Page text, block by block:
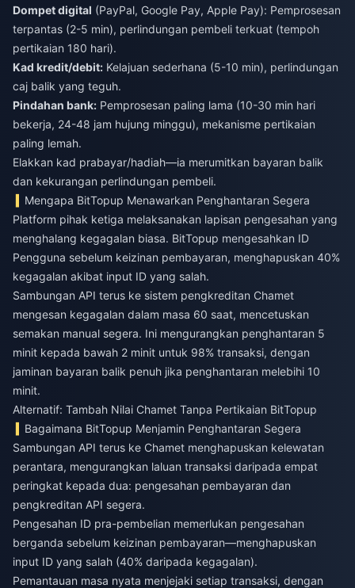
Dompet digital (PayPal, Google Pay, Apple Pay): Pemprosesan
terpantas (2-5 min), perlindungan pembeli terkuat (tempoh
pertikaian 180 hari).
Kad kredit/debit: Kelajuan sederhana (5-10 min), perlindungan
caj balik yang teguh.
Pindahan bank: Pemprosesan paling lama (10-30 min hari
bekerja, 24-48 jam hujung minggu), mekanisme pertikaian
paling lemah.
Elakkan kad prabayar/hadiah—ia merumitkan bayaran balik
dan kekurangan perlindungan pembeli.
Mengapa BitTopup Menawarkan Penghantaran Segera
Platform pihak ketiga melaksanakan lapisan pengesahan yang
menghalang kegagalan biasa. BitTopup mengesahkan ID
Pengguna sebelum keizinan pembayaran, menghapuskan 40%
kegagalan akibat input ID yang salah.
Sambungan API terus ke sistem pengkreditan Chamet
mengesan kegagalan dalam masa 60 saat, mencetuskan
semakan manual segera. Ini mengurangkan penghantaran 5
minit kepada bawah 2 minit untuk 98% transaksi, dengan
jaminan bayaran balik penuh jika penghantaran melebihi 10
minit.
Alternatif: Tambah Nilai Chamet Tanpa Pertikaian BitTopup
Bagaimana BitTopup Menjamin Penghantaran Segera
Sambungan API terus ke Chamet menghapuskan kelewatan
perantara, mengurangkan laluan transaksi daripada empat
peringkat kepada dua: pengesahan pembayaran dan
pengkreditan API segera.
Pengesahan ID pra-pembelian memerlukan pengesahan
berganda sebelum keizinan pembayaran—menghapuskan
input ID yang salah (40% daripada kegagalan).
Pemantauan masa nyata menjejaki setiap transaksi, dengan